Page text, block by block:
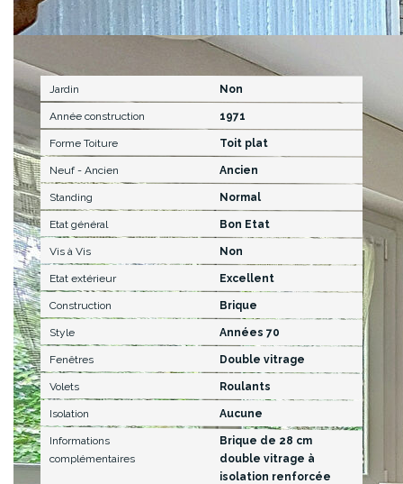
Jardin Non
Année construction 1971
Forme Toiture Toit plat
Neuf - Ancien Ancien
Standing Normal
Etat général Bon Etat
Vis à Vis Non
Etat extérieur Excellent
Construction Brique
Style Années 70
Fenêtres Double vitrage
Volets Roulants
Isolation Aucune
Informations
complémentaires
Brique de 28 cm
double vitrage à
isolation renforcée